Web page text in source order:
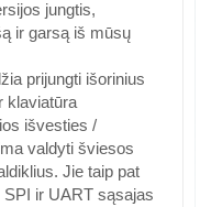
jungtis,
ir garsą iš mūsų
prijungti išorinius
klaviatūra
išvesties /
valdyti šviesos
Jie taip pat
ir UART sąsajas